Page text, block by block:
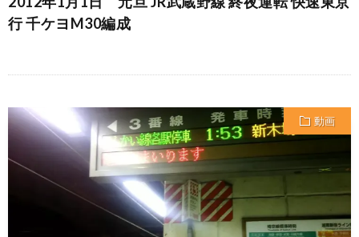
行 千ケヨM30編成
動画